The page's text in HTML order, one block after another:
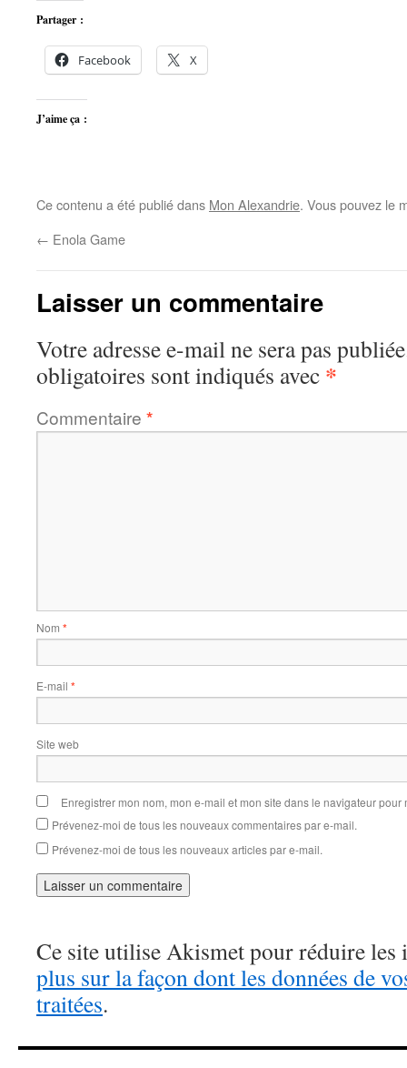
Partager :
Facebook X
J’aime ça :
Ce contenu a été publié dans Mon Alexandrie. Vous pouvez le
← Enola Game
Laisser un commentaire
Votre adresse e-mail ne sera pas
obligatoires sont indiqués avec *
Commentaire *
Nom *
E-mail *
Site web
Enregistrer mon nom, mon e-mail et mon site dans le navigateur
Prévenez-moi de tous les nouveaux commentaires par e-mail.
Prévenez-moi de tous les nouveaux articles par e-mail.
Ce site utilise Akismet pour réduire les
plus sur la façon dont les données de
traitées.